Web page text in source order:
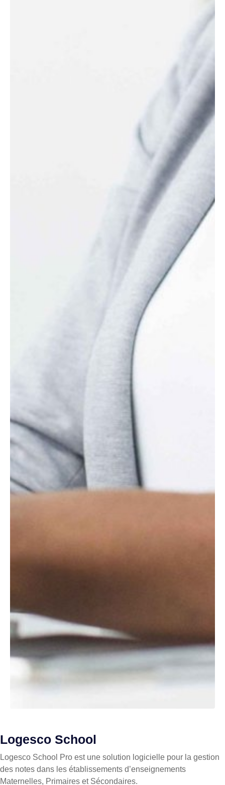
Logesco School
Logesco School Pro est une solution logicielle pour la gestion
des notes dans les établissements d’enseignements
Maternelles, Primaires et Sécondaires.